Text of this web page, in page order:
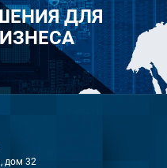
ДЛЯ
дом 32